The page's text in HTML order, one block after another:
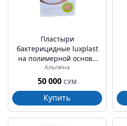
Пластыри
бактерицидные luxplast
на полимерной основе
стандартные №20
Альпина
50 000 СУМ
Купить